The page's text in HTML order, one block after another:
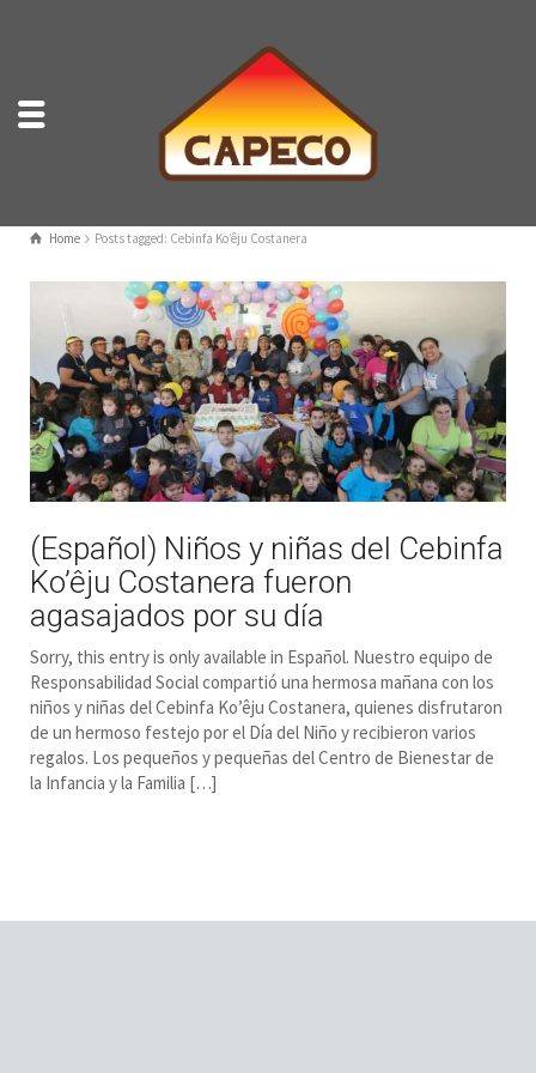
Home Posts tagged: Cebinfa Ko’êju Costanera
(Español) Niños y niñas del Cebinfa
Ko’êju Costanera fueron
agasajados por su día
Sorry, this entry is only available in Español. Nuestro equipo de
Responsabilidad Social compartió una hermosa mañana con los
niños y niñas del Cebinfa Ko’êju Costanera, quienes disfrutaron
de un hermoso festejo por el Día del Niño y recibieron varios
regalos. Los pequeños y pequeñas del Centro de Bienestar de
la Infancia y la Familia […]